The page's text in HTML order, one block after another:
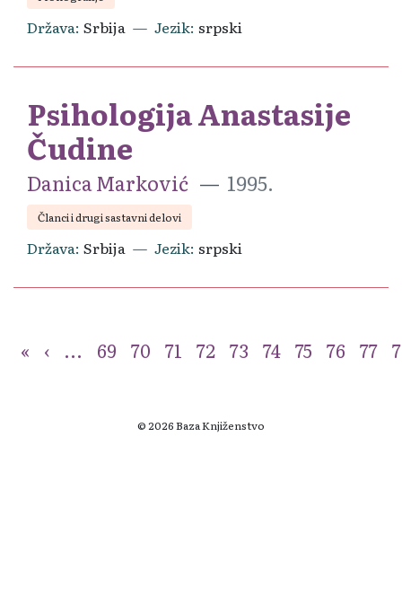
Država Srbija Jezik srpski
Psihologija Anastasije
Čudine
Danica Marković 1995.
Članci i drugi sastavni delovi
Država Srbija Jezik srpski
« ‹ ... 69 70 71 72 73 74 75 76 77
© 2026 Baza Knjiženstvo